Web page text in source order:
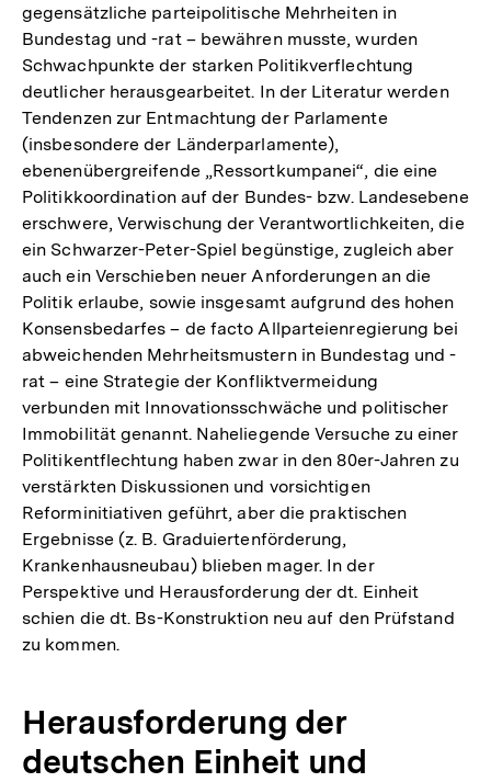
gegensätzliche parteipolitische Mehrheiten in
Bundestag und -rat – bewähren musste, wurden
Schwachpunkte der starken Politikverflechtung
deutlicher herausgearbeitet. In der Literatur werden
Tendenzen zur Entmachtung der Parlamente
(insbesondere der Länderparlamente),
ebenenübergreifende „Ressortkumpanei“, die eine
Politikkoordination auf der Bundes- bzw. Landesebene
erschwere, Verwischung der Verantwortlichkeiten, die
ein Schwarzer-Peter-Spiel begünstige, zugleich aber
auch ein Verschieben neuer Anforderungen an die
Politik erlaube, sowie insgesamt aufgrund des hohen
Konsensbedarfes – de facto Allparteienregierung bei
abweichenden Mehrheitsmustern in Bundestag und -
rat – eine Strategie der Konfliktvermeidung
verbunden mit Innovationsschwäche und politischer
Immobilität genannt. Naheliegende Versuche zu einer
Politikentflechtung haben zwar in den 80er-Jahren zu
verstärkten Diskussionen und vorsichtigen
Reforminitiativen geführt, aber die praktischen
Ergebnisse (z. B. Graduiertenförderung,
Krankenhausneubau) blieben mager. In der
Perspektive und Herausforderung der dt. Einheit
schien die dt. Bs-Konstruktion neu auf den Prüfstand
zu kommen.
Herausforderung der
deutschen Einheit und